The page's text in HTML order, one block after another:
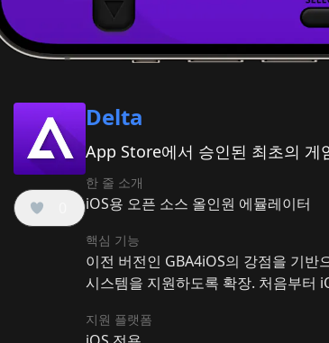
Delta
App Store에서 승인된 최초의 게
한 줄 소개
iOS용 오픈 소스 올인원 에뮬레이터
핵심 기능
이전 버전인 GBA4iOS의 강점을 기반
시스템을 지원하도록 확장. 처음부터
지원 플랫폼